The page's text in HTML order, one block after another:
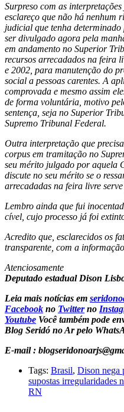
Surpreso com as
esclareço que não há nenhum
judicial que tenha
ser divulgado agora pela
em andamento no Superior
recursos arrecadados na feira
e 2002, para manutenção do
social a pessoas carentes. A
comprovada e mesmo assim
de forma voluntária, motivo
sentença, seja no Superior
Supremo Tribunal Federal.
Outra interpretação que
corpus em tramitação no
seu mérito julgado por aquela
discute no seu mérito se o
arrecadadas na feira livre
Lembro ainda que fui
cível, cujo processo já foi
Acredito que, esclarecidos os
transparente, com a
Atenciosamente
Deputado estadual Dison
Leia mais notícias em
Facebook no Twitter no
Youtube Você também pode
Blog Seridó no Ar pelo
E-mail :
Tags: Brasil, Dison nega
supostas irregularidades
RN